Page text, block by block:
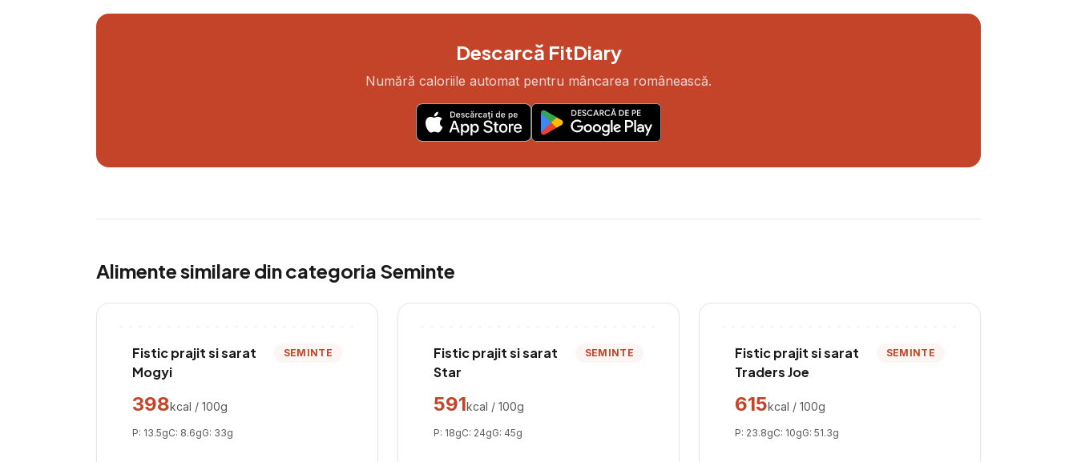
Descarcă FitDiary
Numără caloriile automat pentru mâncarea românească.
Alimente similare din categoria Seminte
Fistic prajit si sarat
Mogyi
SEMINTE
398kcal / 100g
P: 13.5gC: 8.6gG: 33g
Fistic prajit si sarat
Star
SEMINTE
591kcal / 100g
P: 18gC: 24gG: 45g
Fistic prajit si sarat
Traders Joe
SEMINTE
615kcal / 100g
P: 23.8gC: 10gG: 51.3g